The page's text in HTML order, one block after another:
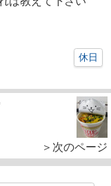
休日
＞次のページ